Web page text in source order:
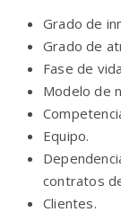
Grado de
Grado de
Fase de
Modelo de
Equipo.
contratos
Clientes.